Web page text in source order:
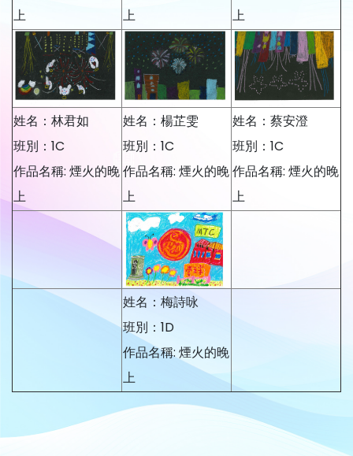
上
上
上
姓名：林君如
班別：1C
作品名稱: 煙火的晚
上
姓名：楊芷雯
班別：1C
作品名稱: 煙火的晚
上
姓名：蔡安澄
班別：1C
作品名稱: 煙火的晚
上
姓名：梅詩咏
班別：1D
作品名稱: 煙火的晚
上